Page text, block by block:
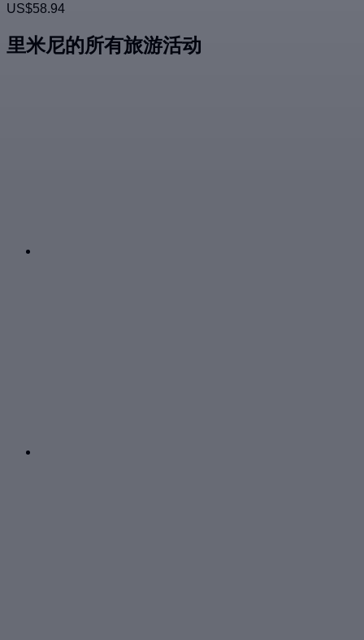
US$58.94
里米尼的所有旅游活动